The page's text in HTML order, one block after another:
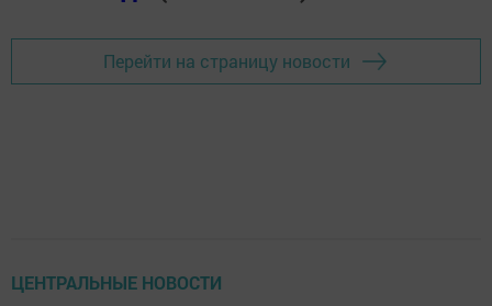
Перейти на страницу новости
ЦЕНТРАЛЬНЫЕ НОВОСТИ